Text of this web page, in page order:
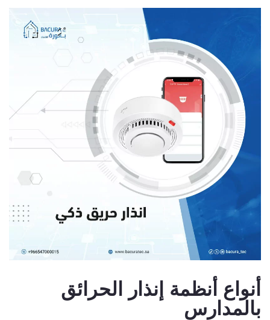
أنواع أنظمة إنذار الحرائق
بالمدارس